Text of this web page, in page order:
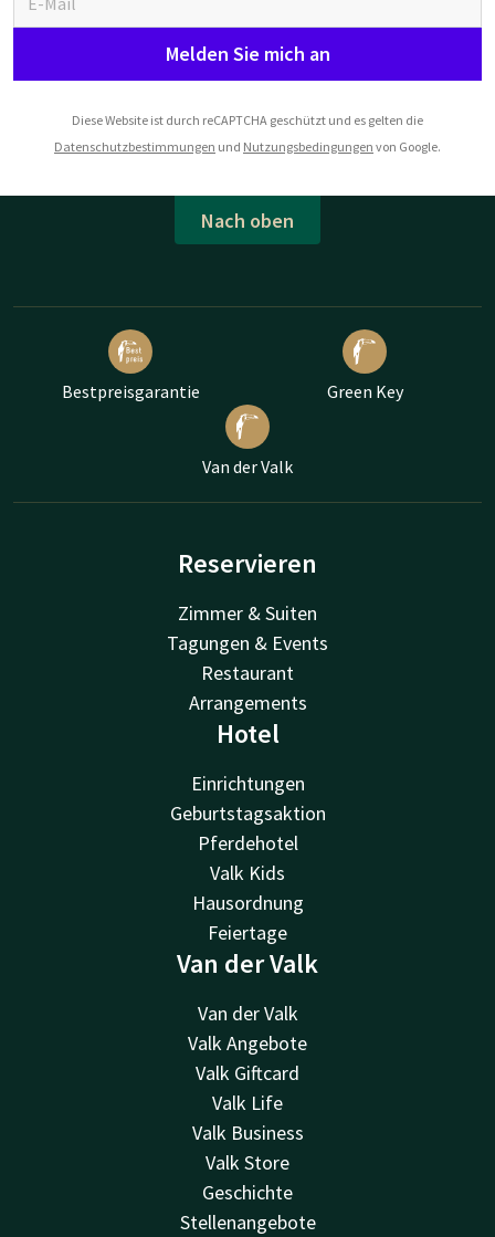
Melden Sie mich an
Diese Website ist durch reCAPTCHA geschützt und es gelten die
Datenschutzbestimmungen und Nutzungsbedingungen von Google.
Nach oben
Bestpreisgarantie Green Key
Van der Valk
Reservieren
Zimmer & Suiten
Tagungen & Events
Restaurant
Arrangements
Hotel
Einrichtungen
Geburtstagsaktion
Pferdehotel
Valk Kids
Hausordnung
Feiertage
Van der Valk
Van der Valk
Valk Angebote
Valk Giftcard
Valk Life
Valk Business
Valk Store
Geschichte
Stellenangebote